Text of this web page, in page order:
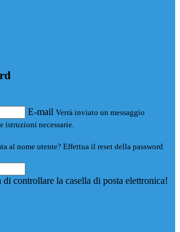
E-mail Verrà inviato un messaggio
istruzioni necessarie.
al nome utente? Effettua il reset della password
controllare la casella di posta elettronica!